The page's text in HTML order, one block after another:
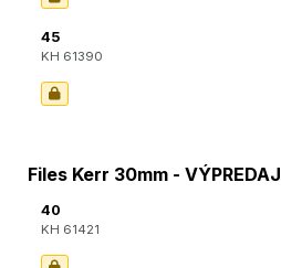
45
KH 61390
Files Kerr 30mm - VÝPREDAJ
40
KH 61421